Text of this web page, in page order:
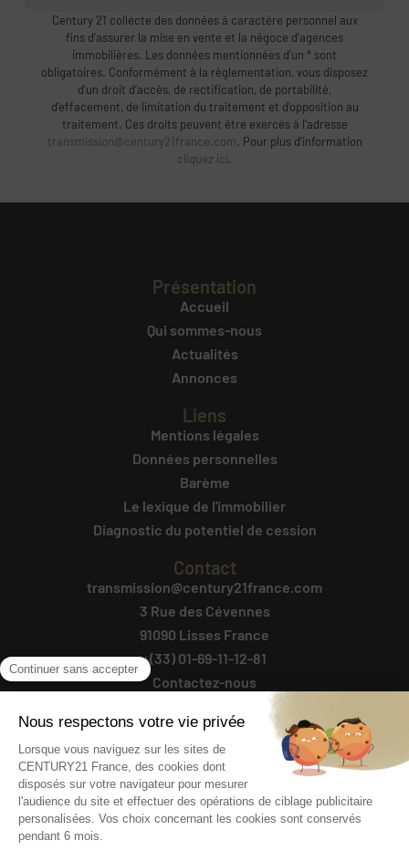
Century 21 collecte des données à caractère personnel aux
fins d’assurer la mise en vente et la négoce d’agences
immobilières. Les données mentionnées d’un * sont
obligatoires. Conformément à la règlementation, vous disposez
d’un droit d’accès, de rectification, de portabilité,
d’effacement, de limitation du traitement et d’opposition au
traitement. Ces droits peuvent être exercés à l’adresse
transmission@century21france.com. Pour plus d’information
cliquez ici.
Présentation
Accueil
Qui sommes-nous
Actualités
Annonces
Liens
Mentions légales
Données personnelles
Barème
Le lexique de l'immobilier
Diagnostic du potentiel de cession
Contact
transmission@century21france.com
3 Rue des Cévennes
91090 Lisses France
+(33) 01-69-11-12-81
Contactez-nous
Suivez-Nous